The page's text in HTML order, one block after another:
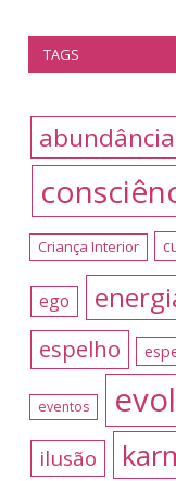
TAGS
abundância
Criança Interior
ego
espelho
eventos
ilusão